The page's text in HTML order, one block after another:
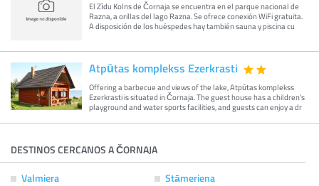
El Zīdu Kolns de Čornaja se encuentra en el parque nacional de
Razna, a orillas del lago Razna. Se ofrece conexión WiFi gratuita.
A disposición de los huéspedes hay también sauna y piscina cu
Atpūtas komplekss Ezerkrasti
Offering a barbecue and views of the lake, Atpūtas komplekss
Ezerkrasti is situated in Čornaja. The guest house has a children's
playground and water sports facilities, and guests can enjoy a dr
DESTINOS CERCANOS A ČORNAJA
Valmiera Stāmeriena